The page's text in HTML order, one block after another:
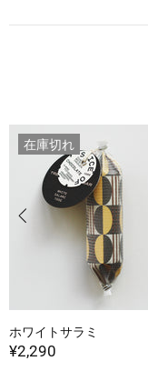
在庫切れ
ホワイトサラミ
¥2,290